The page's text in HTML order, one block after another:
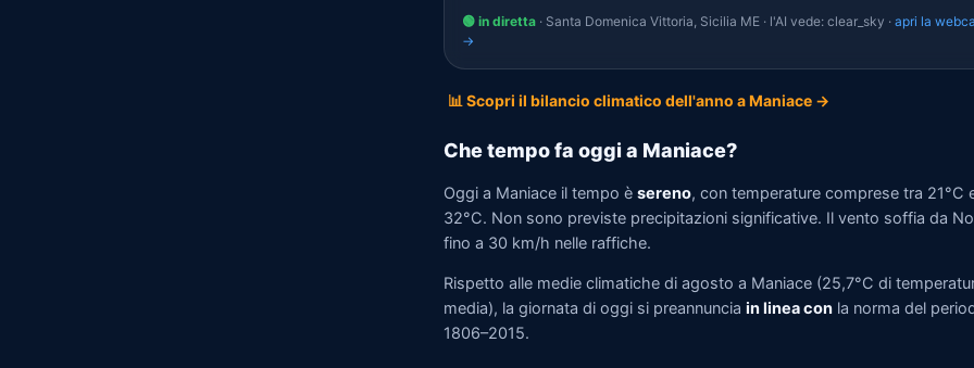
🟢 in diretta · Santa Domenica Vittoria, Sicilia ME · l'AI vede: clear_sky · apri la
→
📊 Scopri il bilancio climatico dell'anno a Maniace →
Che tempo fa oggi a Maniace?
Oggi a Maniace il tempo è sereno, con temperature comprese tra 21°C
32°C. Non sono previste precipitazioni significative. Il vento soffia da
fino a 30 km/h nelle raffiche.
Rispetto alle medie climatiche di agosto a Maniace (25,7°C di
media), la giornata di oggi si preannuncia in linea con la norma del
1806–2015.